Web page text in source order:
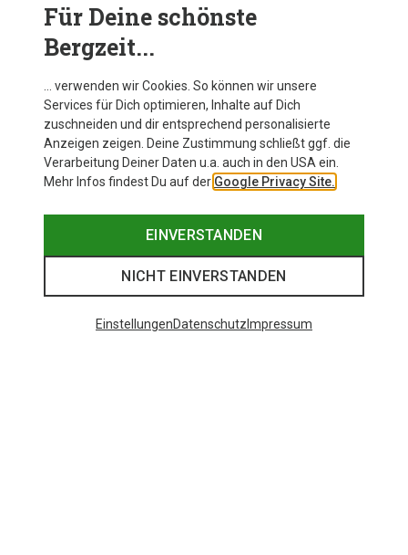
BEKLEIDUNG
Für Deine schönste
Bergzeit...
… verwenden wir Cookies. So können wir unsere
Services für Dich optimieren, Inhalte auf Dich
zuschneiden und dir entsprechend personalisierte
Anzeigen zeigen. Deine Zustimmung schließt ggf. die
Verarbeitung Deiner Daten u.a. auch in den USA ein.
Mehr Infos findest Du auf der Google Privacy Site.
EINVERSTANDEN
NICHT EINVERSTANDEN
EinstellungenDatenschutz Impressum